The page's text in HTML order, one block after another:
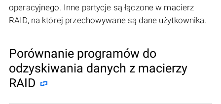
operacyjnego. Inne partycje są łączone w macierz
RAID, na której przechowywane są dane użytkownika.
Porównanie programów do
odzyskiwania danych z macierzy
RAID